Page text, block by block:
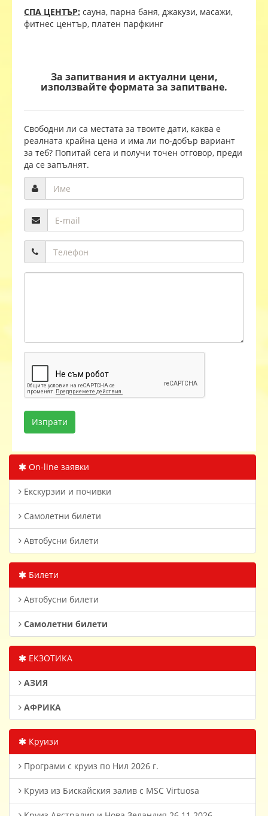
СПА ЦЕНТЪР: сауна, парна баня, джакузи, масажи,
фитнес център, платен парфкинг
За запитвания и актуални цени,
използвайте формата за запитване.
Свободни ли са местата за твоите дати, каква е
реалната крайна цена и има ли по-добър вариант
за теб? Попитай сега и получи точен отговор, преди
да се запълнят.
On-line заявки
Екскурзии и почивки
Самолетни билети
Автобусни билети
Билети
Автобусни билети
Самолетни билети
ЕКЗОТИКА
АЗИЯ
АФРИКА
Круизи
Програми с круиз по Нил 2026 г.
Круиз из Бискайския залив с MSC Virtuosa